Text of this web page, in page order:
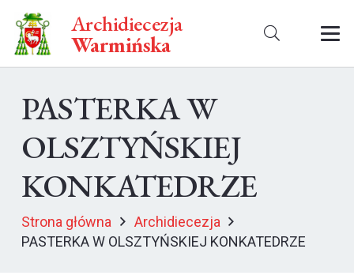
Archidiecezja
Warmińska
PASTERKA W
OLSZTYŃSKIEJ
KONKATEDRZE
Strona główna
Archidiecezja
PASTERKA W OLSZTYŃSKIEJ KONKATEDRZE